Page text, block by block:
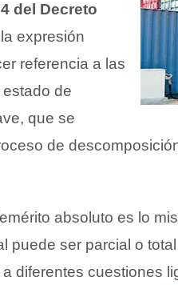
del Decreto
expresión
referencia a las
de
que se
de
absoluto es lo
puede ser parcial o
diferentes cuestiones